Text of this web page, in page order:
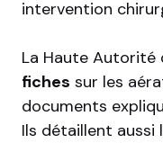
intervention
La Haute Autorité
fiches sur les
documents
Ils détaillent